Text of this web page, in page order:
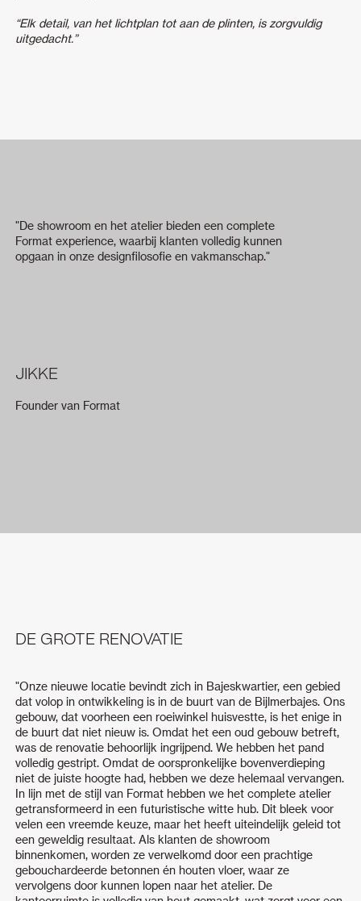
“Elk detail, van het lichtplan tot aan de plinten, is zorgvuldig
uitgedacht.”
"De showroom en het atelier bieden een complete
Format experience, waarbij klanten volledig kunnen
opgaan in onze designfilosofie en vakmanschap."
JIKKE
Founder van Format
DE GROTE RENOVATIE
"Onze nieuwe locatie bevindt zich in Bajeskwartier, een gebied
dat volop in ontwikkeling is in de buurt van de Bijlmerbajes. Ons
gebouw, dat voorheen een roeiwinkel huisvestte, is het enige in
de buurt dat niet nieuw is. Omdat het een oud gebouw betreft,
was de renovatie behoorlijk ingrijpend. We hebben het pand
volledig gestript. Omdat de oorspronkelijke bovenverdieping
niet de juiste hoogte had, hebben we deze helemaal vervangen.
In lijn met de stijl van Format hebben we het complete atelier
getransformeerd in een futuristische witte hub. Dit bleek voor
velen een vreemde keuze, maar het heeft uiteindelijk geleid tot
een geweldig resultaat. Als klanten de showroom
binnenkomen, worden ze verwelkomd door een prachtige
gebouchardeerde betonnen én houten vloer, waar ze
vervolgens door kunnen lopen naar het atelier. De